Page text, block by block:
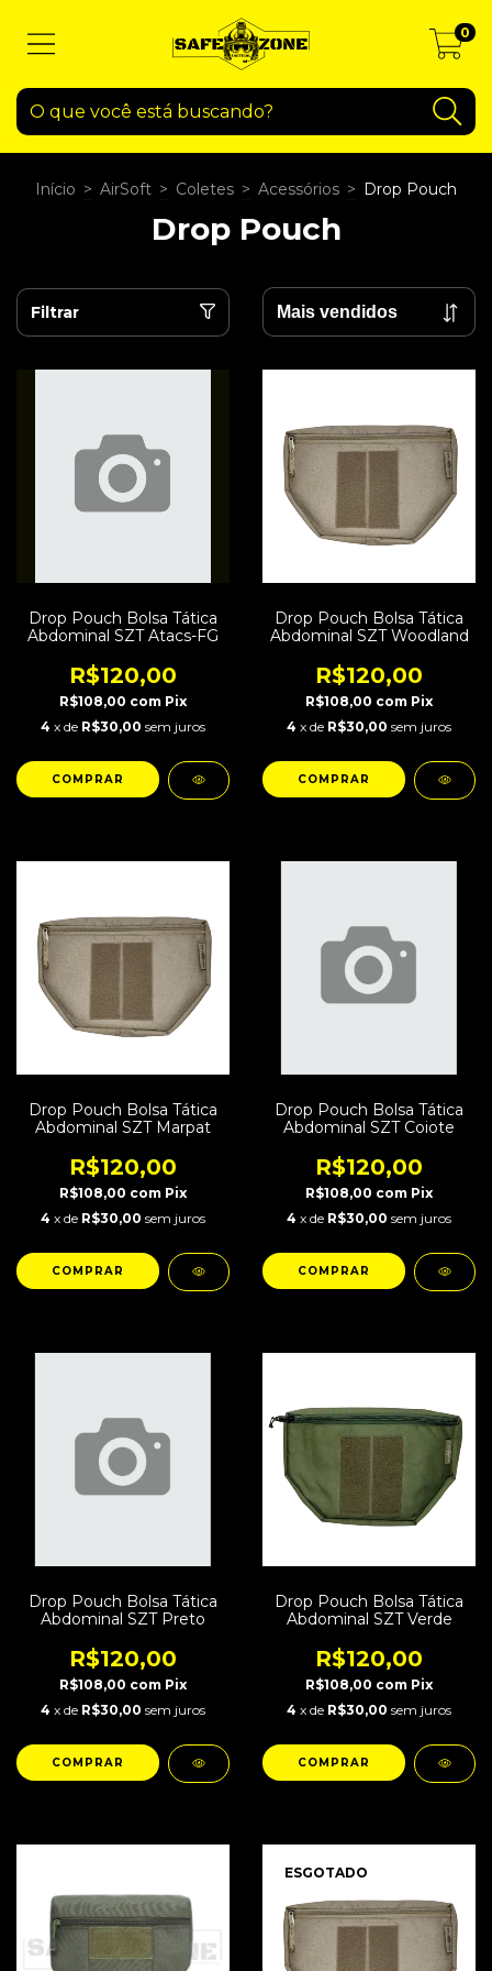
0
Início > AirSoft > Coletes > Acessórios > Drop Pouch
Drop Pouch
Filtrar
Drop Pouch Bolsa Tática
Abdominal SZT Atacs-FG
R$120,00
R$108,00 com Pix
4 x de R$30,00 sem juros
Drop Pouch Bolsa Tática
Abdominal SZT Woodland
R$120,00
R$108,00 com Pix
4 x de R$30,00 sem juros
Drop Pouch Bolsa Tática
Abdominal SZT Marpat
R$120,00
R$108,00 com Pix
4 x de R$30,00 sem juros
Drop Pouch Bolsa Tática
Abdominal SZT Coiote
R$120,00
R$108,00 com Pix
4 x de R$30,00 sem juros
Drop Pouch Bolsa Tática
Abdominal SZT Preto
R$120,00
R$108,00 com Pix
4 x de R$30,00 sem juros
Drop Pouch Bolsa Tática
Abdominal SZT Verde
R$120,00
R$108,00 com Pix
4 x de R$30,00 sem juros
ESGOTADO